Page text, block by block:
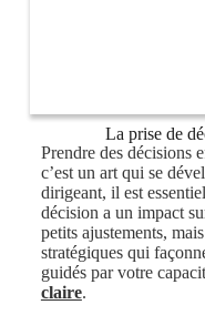
La prise de
Prendre des décisions
c’est un art qui se
dirigeant, il est
décision a un impact
petits ajustements,
stratégiques qui
guidés par votre
claire.